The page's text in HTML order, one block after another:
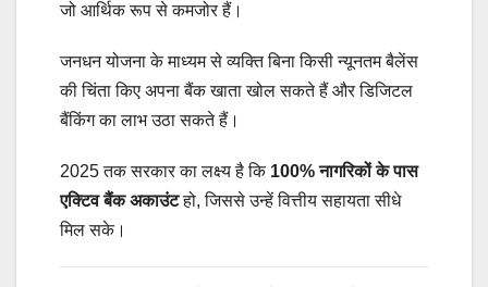
जो आर्थिक रूप से कमजोर हैं।
जनधन योजना के माध्यम से व्यक्ति बिना किसी न्यूनतम बैलेंस
की चिंता किए अपना बैंक खाता खोल सकते हैं और डिजिटल
बैंकिंग का लाभ उठा सकते हैं।
2025 तक सरकार का लक्ष्य है कि 100% नागरिकों के पास
एक्टिव बैंक अकाउंटहो, जिससे उन्हें वित्तीय सहायता सीधे
मिल सके।